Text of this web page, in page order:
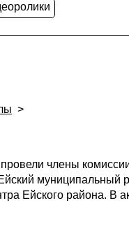
>
члены
муниципальный
Ейского района. В